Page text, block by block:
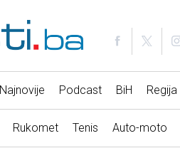
Najnovije Podcast BiH Regija
Rukomet Tenis Auto-moto